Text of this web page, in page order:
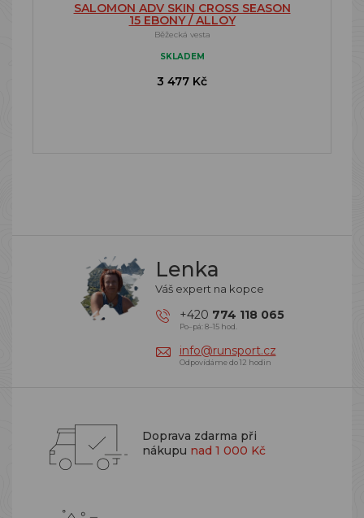
SALOMON ADV SKIN CROSS SEASON
15 EBONY / ALLOY
Běžecká vesta
SKLADEM
3 477 Kč
Lenka
Váš expert na kopce
+420 774 118 065
Po–pá: 8–15 hod.
info@runsport.cz
Odpovídáme do 12 hodin
Doprava zdarma při
nákupu nad 1 000 Kč